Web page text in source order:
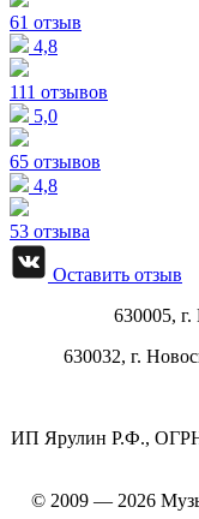
61 отзыв
4,8
111 отзывов
5,0
65 отзывов
4,8
53 отзыва
Оставить отзыв
630005, г.
630032, г.
ИП Ярулин Р.Ф., ОГРН
© 2009 — 2026